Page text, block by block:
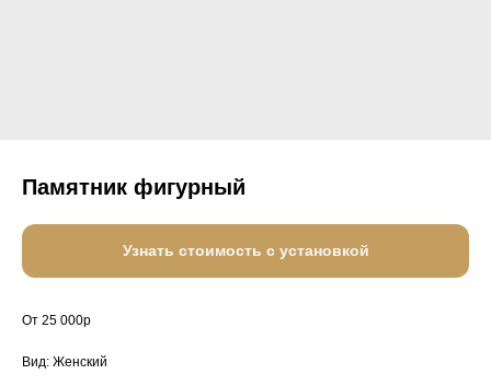
Памятник фигурный
Узнать стоимость с установкой
От 25 000р
Вид: Женский